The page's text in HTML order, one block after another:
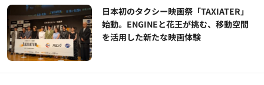
日本初のタクシー映画祭「TAXIATER」
始動。ENGINEと花王が挑む、移動空間
を活用した新たな映画体験